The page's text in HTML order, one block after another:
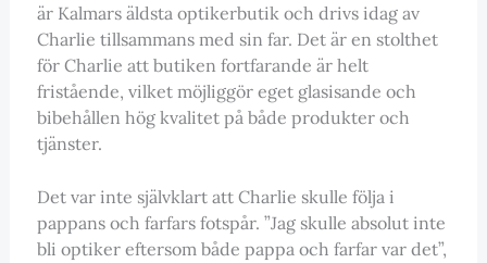
är Kalmars äldsta optikerbutik och drivs idag av
Charlie tillsammans med sin far. Det är en stolthet
för Charlie att butiken fortfarande är helt
fristående, vilket möjliggör eget glasisande och
bibehållen hög kvalitet på både produkter och
tjänster.
Det var inte självklart att Charlie skulle följa i
pappans och farfars fotspår. ”Jag skulle absolut inte
bli optiker eftersom både pappa och farfar var det”,